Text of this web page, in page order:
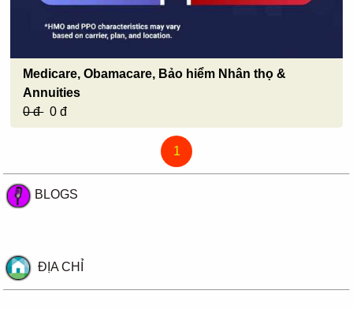
Medicare, Obamacare, Bảo hiểm Nhân thọ &
Annuities
0 đ 0 đ
1
BLOGS
ĐỊA CHỈ